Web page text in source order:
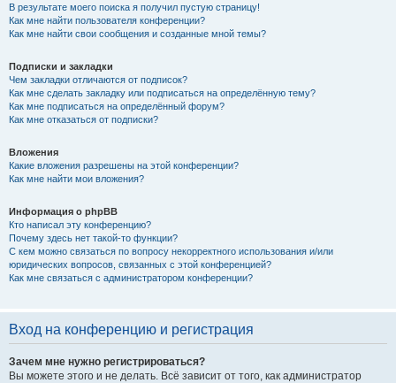
В результате моего поиска я получил пустую страницу!
Как мне найти пользователя конференции?
Как мне найти свои сообщения и созданные мной темы?
Подписки и закладки
Чем закладки отличаются от подписок?
Как мне сделать закладку или подписаться на определённую тему?
Как мне подписаться на определённый форум?
Как мне отказаться от подписки?
Вложения
Какие вложения разрешены на этой конференции?
Как мне найти мои вложения?
Информация о phpBB
Кто написал эту конференцию?
Почему здесь нет такой-то функции?
С кем можно связаться по вопросу некорректного использования и/или
юридических вопросов, связанных с этой конференцией?
Как мне связаться с администратором конференции?
Вход на конференцию и регистрация
Зачем мне нужно регистрироваться?
Вы можете этого и не делать. Всё зависит от того, как администратор